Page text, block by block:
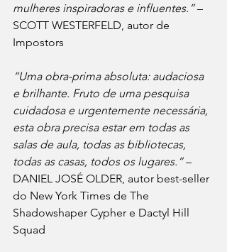
mulheres inspiradoras e influentes.” –
SCOTT WESTERFELD, autor de
Impostors
“Uma obra-prima absoluta: audaciosa
e brilhante. Fruto de uma pesquisa
cuidadosa e urgentemente necessária,
esta obra precisa estar em todas as
salas de aula, todas as bibliotecas,
todas as casas, todos os lugares.” –
DANIEL JOSÉ OLDER, autor best-seller
do New York Times de The
Shadowshaper Cypher e Dactyl Hill
Squad